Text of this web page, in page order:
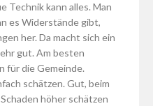
Technik kann alles. Man
es Widerstände gibt,
her. Da macht sich ein
gut. Am besten
für die Gemeinde.
schätzen. Gut, beim
höher schätzen